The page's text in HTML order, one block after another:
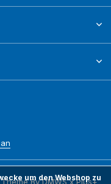
ByDMWSxPlus+
um den Webshop zu